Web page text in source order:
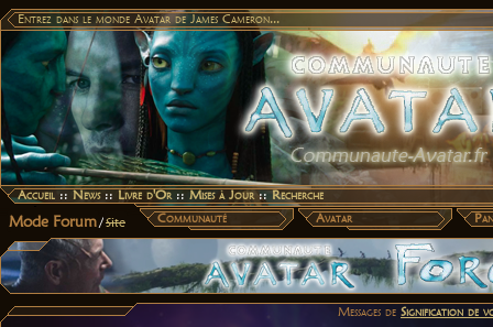
Entrez dans le monde Avatar de James Cameron...
Accueil::News::Livre d'Or::Mises à Jour::Recherche
Mode Forum/Site Communauté Avatar
Messages de Signification de